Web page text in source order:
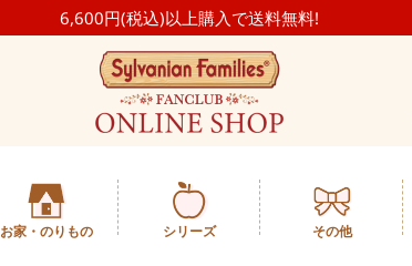
6,600円(税込)以上購入で送料無料!
お家・のりもの シリーズ その他